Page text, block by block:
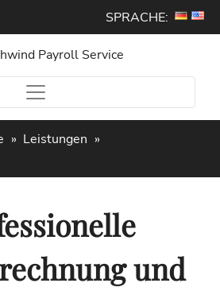
SPRACHE:
» Leistungen »
und